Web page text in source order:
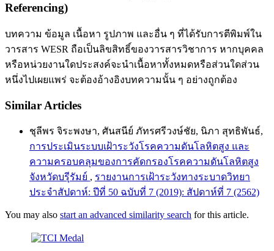
Referencing)
บทความ ข้อมูล เนื้อหา รูปภาพ และอื่น ๆ ที่ได้รับการตีพิมพ์ใน
วารสาร WESR ถือเป็นลิขสิทธิ์ของวารสารวิชาการ หากบุคคล
หรือหน่วยงานใดประสงค์จะนำเนื้อหาทั้งหมดหรือส่วนใดส่วน
หนึ่งไปเผยแพร่ จะต้องอ้างอิงบทความนั้น ๆ อย่างถูกต้อง
Similar Articles
ชุลีพร จิระพงษา, ศันสนีย์ ภัทรศรีวงษ์ชัย, นิภา สุทธิพันธ์,
การประเมินระบบเฝ้าระวังโรคความดันโลหิตสูง และ
ความครอบคลุมของการคัดกรองโรคความดันโลหิตสูง
จังหวัดบรุีรัมย์ , รายงานการเฝ้าระวังทางระบาดวิทยา
ประจำสัปดาห์: ปีที่ 50 ฉบับที่ 7 (2019): สัปดาห์ที่ 7 (2562)
You may also start an advanced similarity search for this article.